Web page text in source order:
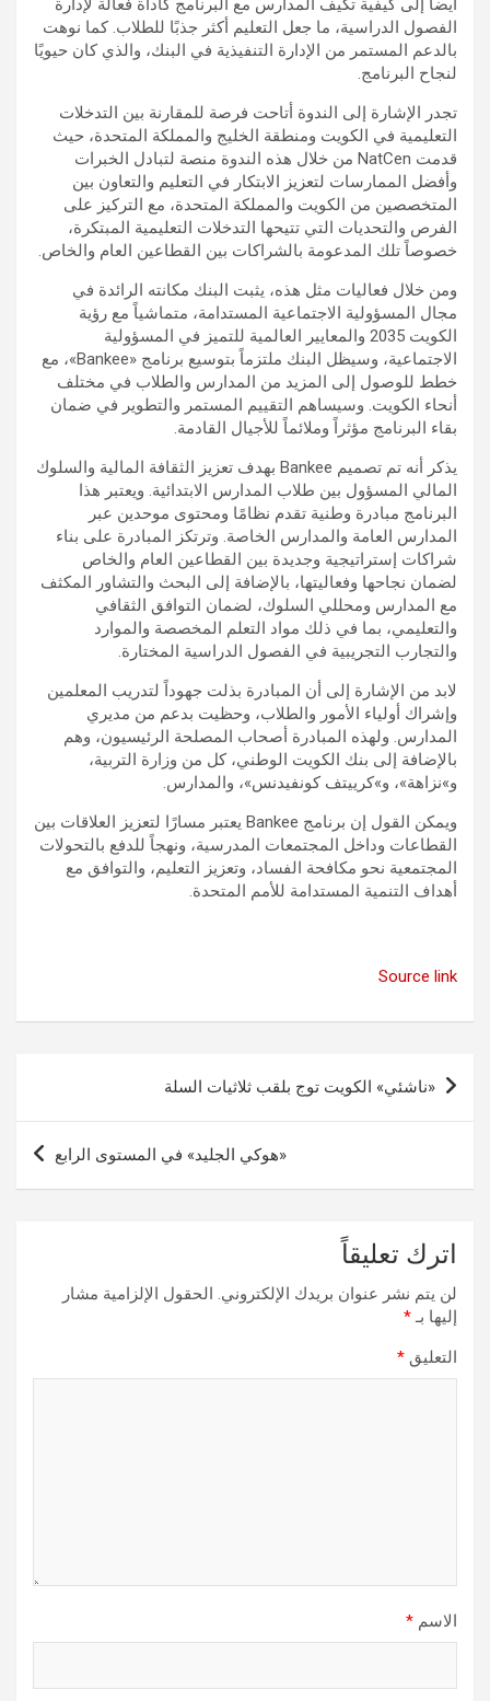
أيضاً إلى كيفية تكيف المدارس مع البرنامج كأداة فعالة لإدارة
الفصول الدراسية، ما جعل التعليم أكثر جذبًا للطلاب. كما نوهت
بالدعم المستمر من الإدارة التنفيذية في البنك، والذي كان حيويًا
لنجاح البرنامج.
تجدر الإشارة إلى الندوة أتاحت فرصة للمقارنة بين التدخلات
التعليمية في الكويت ومنطقة الخليج والمملكة المتحدة، حيث
قدمت NatCen من خلال هذه الندوة منصة لتبادل الخبرات
وأفضل الممارسات لتعزيز الابتكار في التعليم والتعاون بين
المتخصصين من الكويت والمملكة المتحدة، مع التركيز على
الفرص والتحديات التي تتيحها التدخلات التعليمية المبتكرة،
خصوصاً تلك المدعومة بالشراكات بين القطاعين العام والخاص.
ومن خلال فعاليات مثل هذه، يثبت البنك مكانته الرائدة في
مجال المسؤولية الاجتماعية المستدامة، متماشياً مع رؤية
الكويت 2035 والمعايير العالمية للتميز في المسؤولية
الاجتماعية، وسيظل البنك ملتزماً بتوسيع برنامج «Bankee»، مع
خطط للوصول إلى المزيد من المدارس والطلاب في مختلف
أنحاء الكويت. وسيساهم التقييم المستمر والتطوير في ضمان
بقاء البرنامج مؤثراً وملائماً للأجيال القادمة.
يذكر أنه تم تصميم Bankee بهدف تعزيز الثقافة المالية والسلوك
المالي المسؤول بين طلاب المدارس الابتدائية. ويعتبر هذا
البرنامج مبادرة وطنية تقدم نظامًا ومحتوى موحدين عبر
المدارس العامة والمدارس الخاصة. وترتكز المبادرة على بناء
شراكات إستراتيجية وجديدة بين القطاعين العام والخاص
لضمان نجاحها وفعاليتها، بالإضافة إلى البحث والتشاور المكثف
مع المدارس ومحللي السلوك، لضمان التوافق الثقافي
والتعليمي، بما في ذلك مواد التعلم المخصصة والموارد
والتجارب التجريبية في الفصول الدراسية المختارة.
لابد من الإشارة إلى أن المبادرة بذلت جهوداً لتدريب المعلمين
وإشراك أولياء الأمور والطلاب، وحظيت بدعم من مديري
المدارس. ولهذه المبادرة أصحاب المصلحة الرئيسيون، وهم
بالإضافة إلى بنك الكويت الوطني، كل من وزارة التربية،
و»نزاهة»، و»كرييتف كونفيدنس»، والمدارس.
ويمكن القول إن برنامج Bankee يعتبر مسارًا لتعزيز العلاقات بين
القطاعات وداخل المجتمعات المدرسية، ونهجاً للدفع بالتحولات
المجتمعية نحو مكافحة الفساد، وتعزيز التعليم، والتوافق مع
أهداف التنمية المستدامة للأمم المتحدة.
Source link
تصفّح
المقالات
«ناشئي» الكويت توج بلقب ثلاثيات السلة
«هوكي الجليد» في المستوى الرابع
اترك تعليقاً
لن يتم نشر عنوان بريدك الإلكتروني. الحقول الإلزامية مشار
إليها بـ*
التعليق *
الاسم *